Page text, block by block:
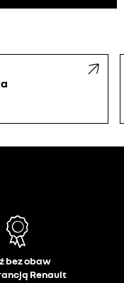
bez obaw
Renault